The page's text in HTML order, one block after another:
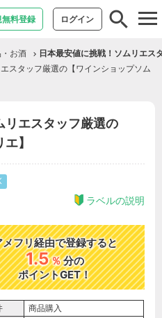
無料登録 ログイン
お酒
日本最安値に挑戦！ソムリエス
スタッフ厳選の【ワインショップソム
リエスタッフ厳選の
】
ラベルの説明
メフリ経由で登録すると
1.5％分の
ポイントGET！
商品購入